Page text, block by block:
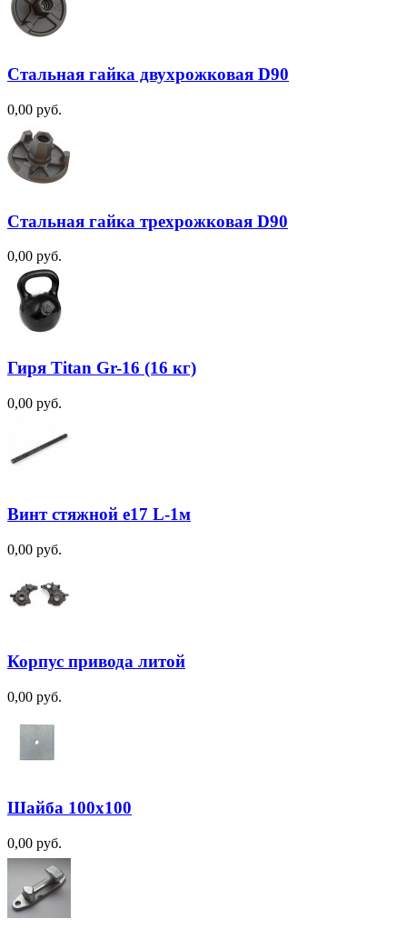
Стальная гайка двухрожковая D90
0,00 руб.
Стальная гайка трехрожковая D90
0,00 руб.
Гиря Titan Gr-16 (16 кг)
0,00 руб.
Винт стяжной e17 L-1м
0,00 руб.
Корпус привода литой
0,00 руб.
Шайба 100х100
0,00 руб.